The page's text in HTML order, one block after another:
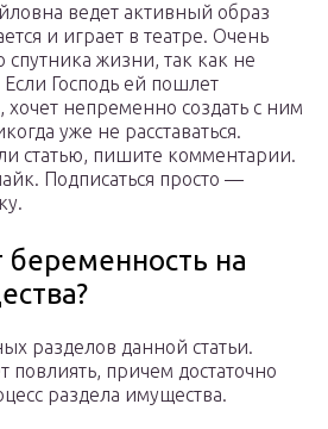
ведет активный образ
и играет в театре. Очень
спутника жизни, так как не
Господь ей пошлет
непременно создать с ним
уже не расставаться.
статью, пишите комментарии.
Подписаться просто —
беременность на
разделов данной статьи.
повлиять, причем достаточно
раздела имущества.